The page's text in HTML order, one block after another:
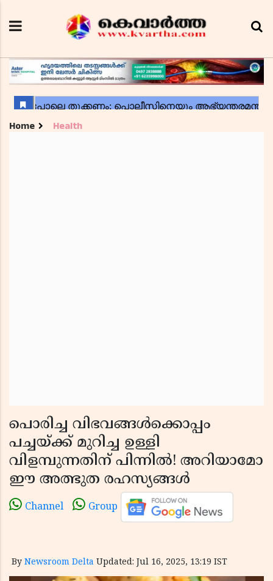
Home Health
പൊരിച്ച വിഭവങ്ങൾക്കൊപ്പം
പച്ചയ്ക്ക് മുറിച്ച ഉള്ളി
വിളമ്പുന്നതിന് പിന്നിൽ! അറിയാമോ
ഈ അത്ഭുത രഹസ്യങ്ങൾ
Channel Group
By Newsroom Delta Updated: Jul 16, 2025, 13:19 IST